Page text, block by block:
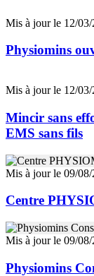
Mis à jour le 12/03/
Physiomins
Mis à jour le 12/03/
Mincir sans
EMS sans fils
Mis à jour le 09/08/
Centre
Mis à jour le 09/08/
Physiomins